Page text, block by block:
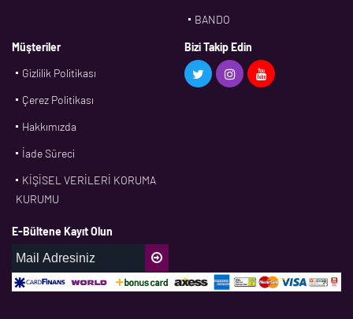
BANDO
BMS
CDF
DPH
Müşteriler
Gizlilik Politikası
Çerez Politikası
Hakkımızda
İade Süreci
KİŞİSEL VERİLERİ KORUMA
KURUMU
Bizi Takip Edin
E-Bültene Kayıt Olun